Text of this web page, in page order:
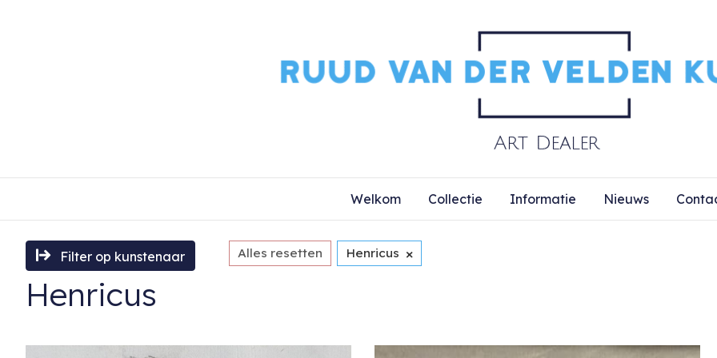
Welkom Collectie Informatie Nieuws
Filter op kunstenaar Alles resetten Henricus ×
Henricus